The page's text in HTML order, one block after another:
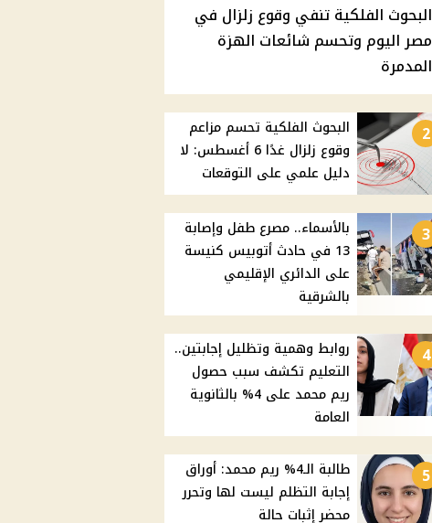
البحوث الفلكية تنفي وقوع زلزال في
مصر اليوم وتحسم شائعات الهزة
المدمرة
2
البحوث الفلكية تحسم مزاعم
وقوع زلزال غدًا 6 أغسطس: لا
دليل علمي على التوقعات
3
بالأسماء.. مصرع طفل وإصابة
13 في حادث أتوبيس كنيسة
على الدائري الإقليمي
بالشرقية
4
روابط وهمية وتظليل إجابتين..
التعليم تكشف سبب حصول
ريم محمد على 4% بالثانوية
العامة
5
طالبة الـ4% ريم محمد: أوراق
إجابة التظلم ليست لها وتحرر
محضر إثبات حالة